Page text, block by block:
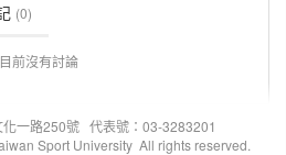
(0)
目前沒有討論
一路250號 代表號：03-3283201
Sport University All rights reserved.